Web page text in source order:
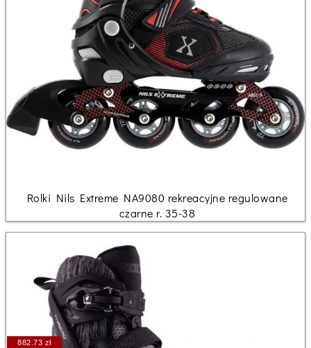
Rolki Nils Extreme NA9080 rekreacyjne regulowane
czarne r. 35-38
882.73 zł